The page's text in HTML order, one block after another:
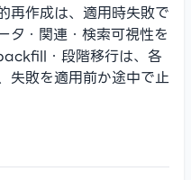
再作成は、適用時失敗で
タ・関連・検索可視性を
・段階移行は、各
失敗を適用前か途中で止